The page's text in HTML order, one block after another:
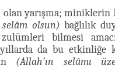
yarışma; miniklerin
selâm olsun) bağlılık
zulümleri bilmesi
da bu etkinliğe
(Allah’ın selâmı